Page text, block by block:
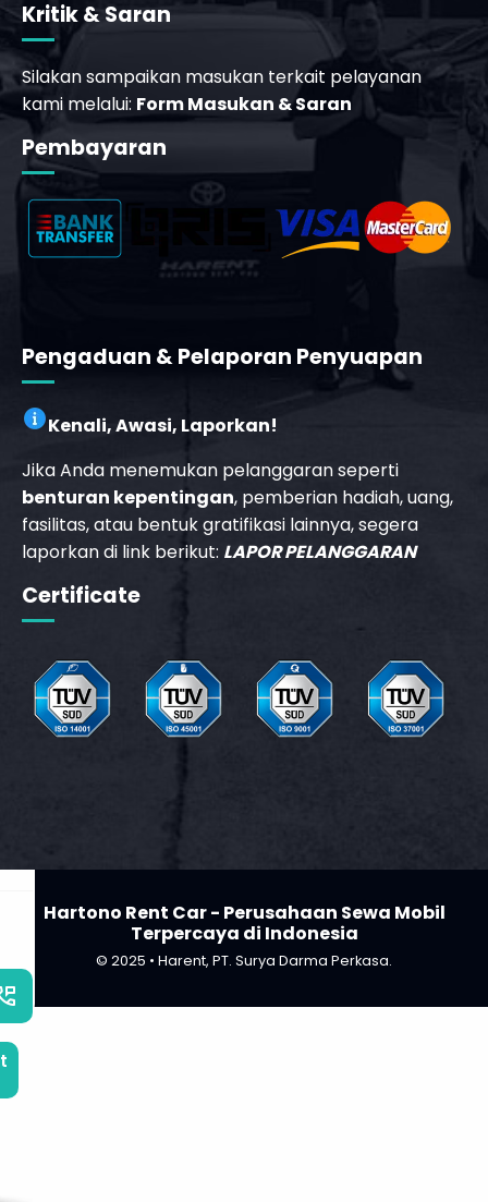
Kritik & Saran
Silakan sampaikan masukan terkait pelayanan
kami melalui: Form Masukan & Saran
Pembayaran
Pengaduan & Pelaporan Penyuapan
Kenali, Awasi, Laporkan!
Jika Anda menemukan pelanggaran seperti
benturan kepentingan, pemberian hadiah, uang,
fasilitas, atau bentuk gratifikasi lainnya, segera
laporkan di link berikut: LAPOR PELANGGARAN
Certificate
Hartono Rent Car - Perusahaan Sewa Mobil
Terpercaya di Indonesia
© 2025 • Harent, PT. Surya Darma Perkasa.